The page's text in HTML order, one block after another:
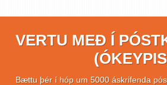
VERTU MEÐ Í
Bættu þér í hóp um 5000 áskrifenda